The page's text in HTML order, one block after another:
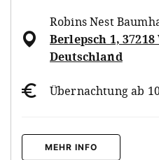
Robins Nest
Berlepsch 1,
Deutschland
Übernachtung ab
MEHR INFO